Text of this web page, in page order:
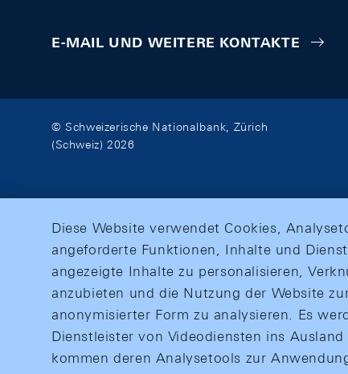
E-MAIL UND WEITERE KONTAKTE
© Schweizerische Nationalbank, Zürich
(Schweiz) 2026
Diese Website verwendet Cookies,
angeforderte Funktionen, Inhalte und
angezeigte Inhalte zu personalisieren,
anzubieten und die Nutzung der Website
anonymisierter Form zu analysieren. Es
Dienstleister von Videodiensten ins
kommen deren Analysetools zur